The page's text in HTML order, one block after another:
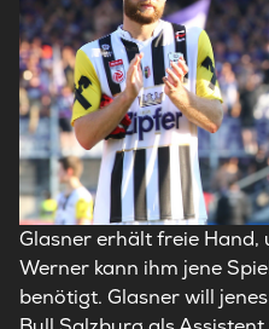
Glasner erhält freie Hand,
Werner kann ihm jene
benötigt. Glasner will